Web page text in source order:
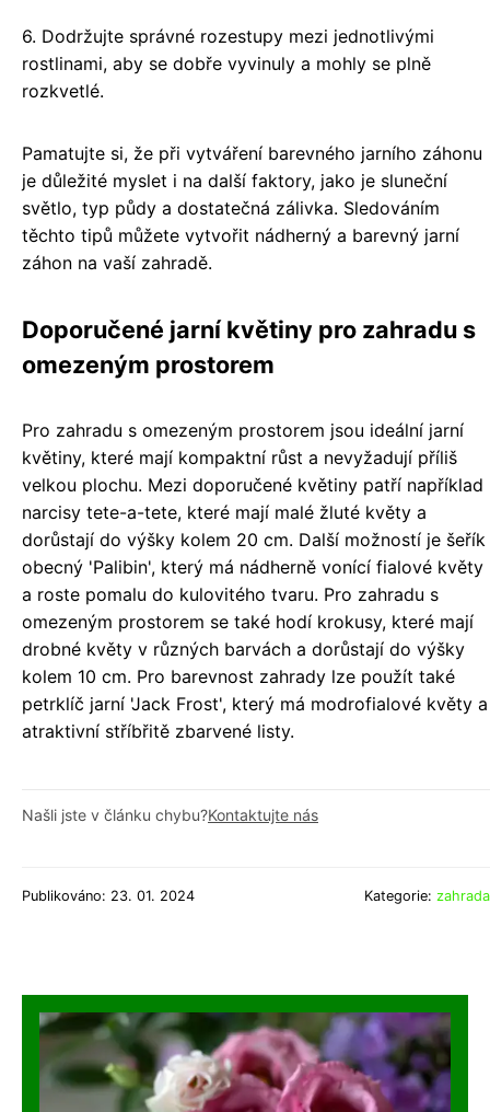
6. Dodržujte správné rozestupy mezi jednotlivými
rostlinami, aby se dobře vyvinuly a mohly se plně
rozkvetlé.
Pamatujte si, že při vytváření barevného jarního záhonu
je důležité myslet i na další faktory, jako je sluneční
světlo, typ půdy a dostatečná zálivka. Sledováním
těchto tipů můžete vytvořit nádherný a barevný jarní
záhon na vaší zahradě.
Doporučené jarní květiny pro zahradu s
omezeným prostorem
Pro zahradu s omezeným prostorem jsou ideální jarní
květiny, které mají kompaktní růst a nevyžadují příliš
velkou plochu. Mezi doporučené květiny patří například
narcisy tete-a-tete, které mají malé žluté květy a
dorůstají do výšky kolem 20 cm. Další možností je šeřík
obecný 'Palibin', který má nádherně vonící fialové květy
a roste pomalu do kulovitého tvaru. Pro zahradu s
omezeným prostorem se také hodí krokusy, které mají
drobné květy v různých barvách a dorůstají do výšky
kolem 10 cm. Pro barevnost zahrady lze použít také
petrklíč jarní 'Jack Frost', který má modrofialové květy a
atraktivní stříbřitě zbarvené listy.
Našli jste v článku chybu?Kontaktujte nás
Publikováno: 23. 01. 2024 Kategorie: zahrada